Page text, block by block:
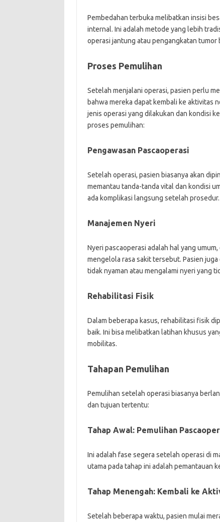
Pembedahan terbuka melibatkan insisi
internal. Ini adalah metode yang lebih
operasi jantung atau pengangkatan tumor
Proses Pemulihan
Setelah menjalani operasi, pasien perlu
bahwa mereka dapat kembali ke aktivitas
jenis operasi yang dilakukan dan kondisi
proses pemulihan:
Pengawasan Pascaoperasi
Setelah operasi, pasien biasanya akan
memantau tanda-tanda vital dan kondisi
ada komplikasi langsung setelah prosedur.
Manajemen Nyeri
Nyeri pascaoperasi adalah hal yang
mengelola rasa sakit tersebut. Pasien
tidak nyaman atau mengalami nyeri yang
Rehabilitasi Fisik
Dalam beberapa kasus, rehabilitasi fisik
baik. Ini bisa melibatkan latihan khusus
mobilitas.
Tahapan Pemulihan
Pemulihan setelah operasi biasanya
dan tujuan tertentu:
Tahap Awal: Pemulihan
Ini adalah fase segera setelah operasi di
utama pada tahap ini adalah pemantauan
Tahap Menengah: Kembali ke
Setelah beberapa waktu, pasien mulai